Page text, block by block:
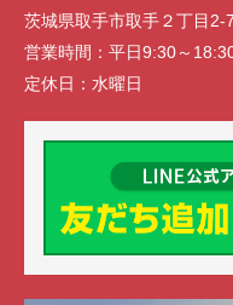
茨城県取手市取手２丁目2-7
営業時間： 平日9:30～
定休日： 水曜日